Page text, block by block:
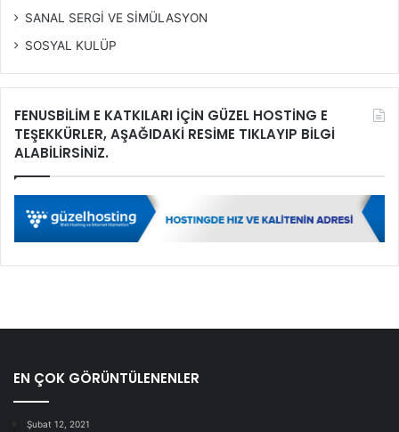
SANAL SERGİ VE SİMÜLASYON
SOSYAL KULÜP
FENUSBİLİM E KATKILARI İÇİN GÜZEL HOSTİNG E
TEŞEKKÜRLER, AŞAĞIDAKİ RESİME TIKLAYIP BİLGİ
ALABİLİRSİNİZ.
EN ÇOK GÖRÜNTÜLENENLER
Şubat 12, 2021